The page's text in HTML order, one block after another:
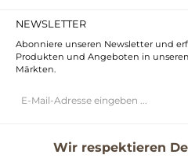
NEWSLETTER
Abonniere unseren Newsletter und
Produkten und Angeboten in
Märkten.
Mail-
Wir respektieren